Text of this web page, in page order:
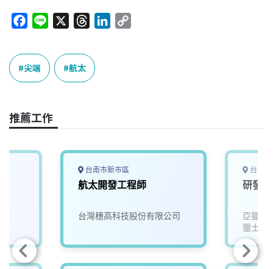
c
e
b
o
k
e
e
a
n
k
尖端 航太
推薦工作
台南市新市區
航太開發工程師
台灣穗高科技股份有限公司
台南
研發
亞獵士
獵士航